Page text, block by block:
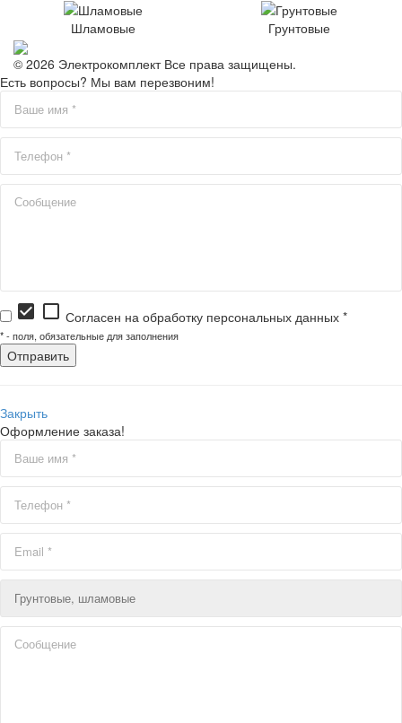
Шламовые Грунтовые
© 2026 Электрокомплект Все права защищены.
Есть вопросы? Мы вам перезвоним!
check_box check_box_outline_blank Согласен на обработку персональных данных *
*- поля, обязательные для заполнения
Закрыть
Оформление заказа!